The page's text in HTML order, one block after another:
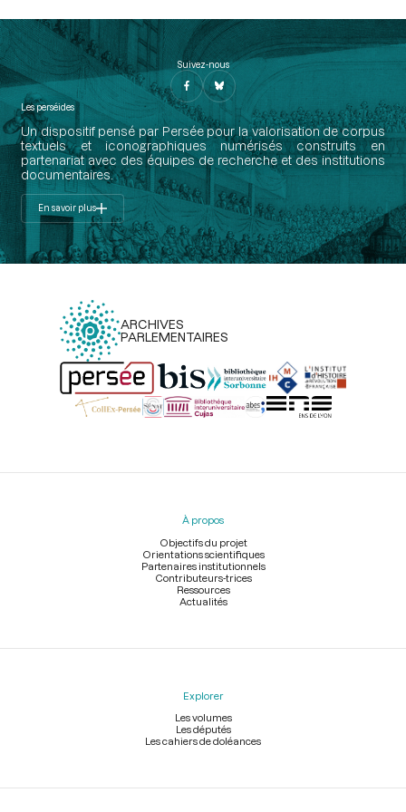
Suivez-nous
Les perséides
Un dispositif pensé par Persée pour la valorisation de corpus
textuels et iconographiques numérisés construits en
partenariat avec des équipes de recherche et des institutions
documentaires.
En savoir plus
ARCHIVES
PARLEMENTAIRES
Menu
À propos
Objectifs du projet
Orientations scientifiques
Partenaires institutionnels
Contributeurs-trices
Ressources
Actualités
Explorer
Les volumes
Les députés
Les cahiers de doléances